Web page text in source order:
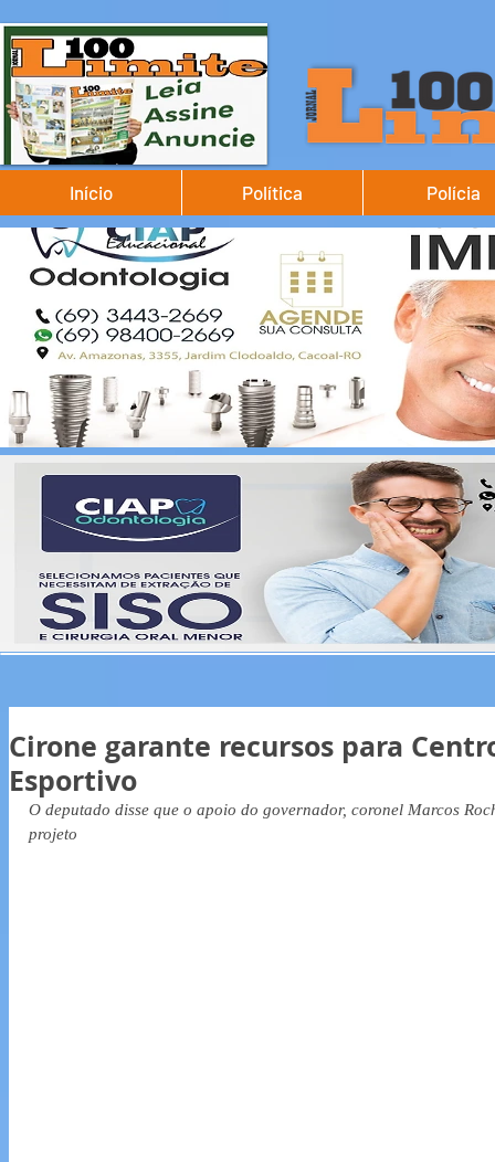
Início Política Polícia
Cirone garante recursos para
Esportivo
O deputado disse que o apoio do governador, coronel Marcos
projeto